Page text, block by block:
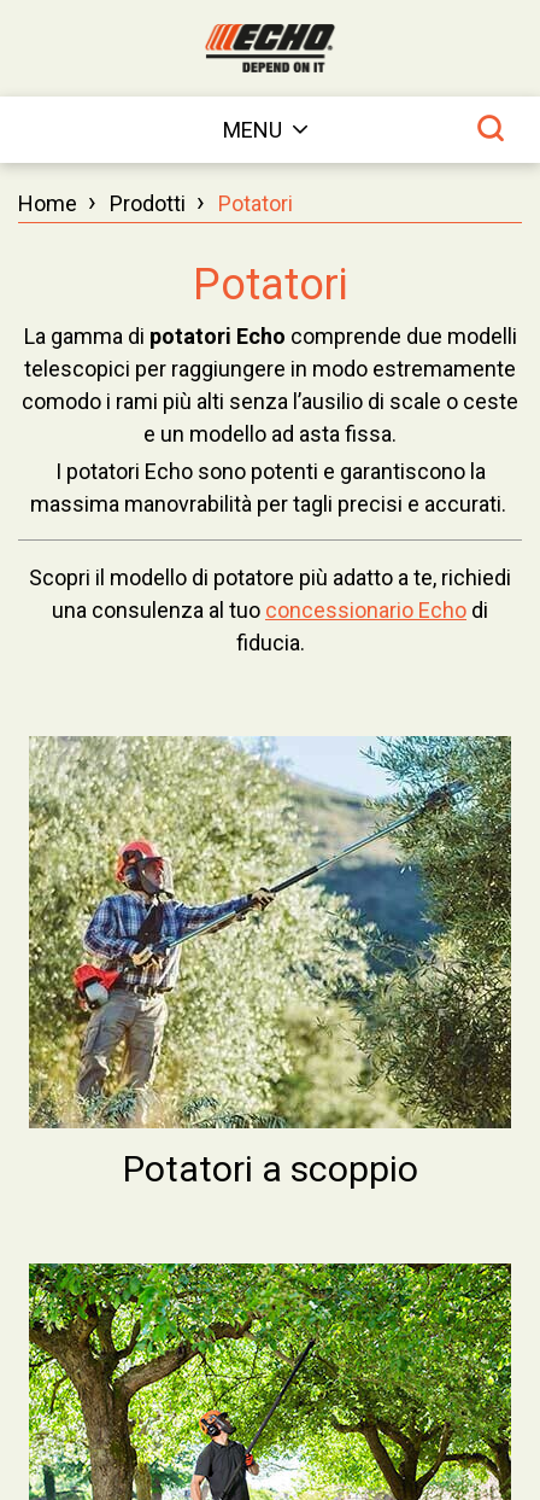
MENU
Home › Prodotti › Potatori
Potatori
La gamma di potatori Echo comprende due modelli
telescopici per raggiungere in modo estremamente
comodo i rami più alti senza l’ausilio di scale o ceste
e un modello ad asta fissa.
I potatori Echo sono potenti e garantiscono la
massima manovrabilità per tagli precisi e accurati.
Scopri il modello di potatore più adatto a te, richiedi
una consulenza al tuo concessionario Echo di
fiducia.
Potatori a scoppio